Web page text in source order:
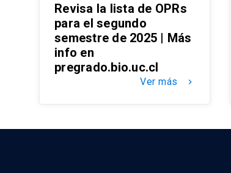
Revisa la lista de OPRs
para el segundo
semestre de 2025 | Más
info en
pregrado.bio.uc.cl
Ver más keyboard_arrow_right